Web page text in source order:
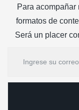
Para
formatos de
Será un placer